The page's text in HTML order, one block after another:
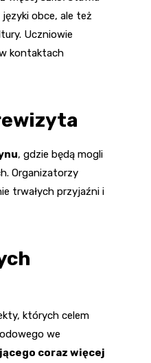
obce, ale też
Uczniowie
kontaktach
, gdzie będą mogli
Organizatorzy
trwałych przyjaźni i
których celem
we
coraz więcej